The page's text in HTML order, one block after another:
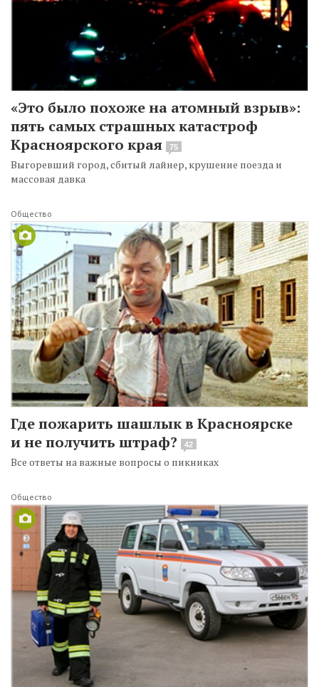
«Это было похоже на атомный взрыв»:
пять самых страшных катастроф
Красноярского края
75
Выгоревший город, сбитый лайнер, крушение поезда и
массовая давка
Общество
Где пожарить шашлык в Красноярске
и не получить штраф?
42
Все ответы на важные вопросы о пикниках
Общество